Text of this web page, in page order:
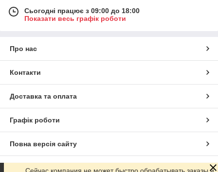
Сьогодні працює з 09:00 до 18:00
Показати весь графік роботи
Про нас
Контакти
Доставка та оплата
Графік роботи
Повна версія сайту
Сайт створено на маркетплейсі Prom.ua